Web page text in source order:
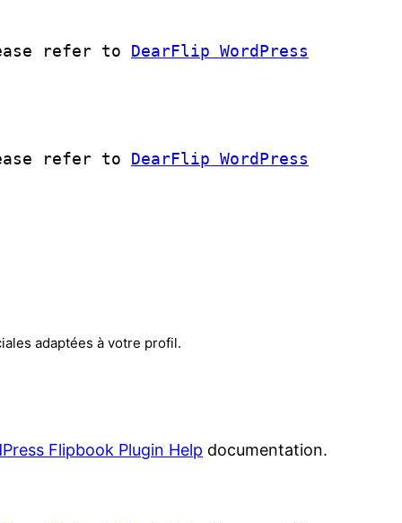
refer to DearFlip WordPress
refer to DearFlip WordPress
adaptées à votre profil.
Flipbook Plugin Help documentation.